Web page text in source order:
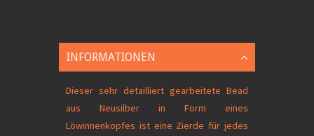
INFORMATIONEN
Dieser sehr detailliert gearbeitete Bead
aus Neusilber in Form eines
Löwinnenkopfes ist eine Zierde für jedes